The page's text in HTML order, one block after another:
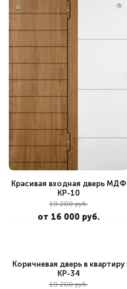
Красивая входная дверь МДФ
КР-10
19 200 руб.
от 16 000 руб.
Коричневая дверь в квартиру
КР-34
19 200 руб.